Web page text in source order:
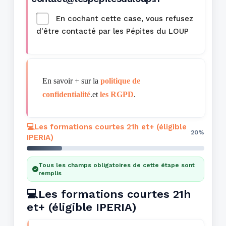
En cochant cette case, vous refusez
d'être contacté par les Pépites du LOUP
En savoir + sur lapolitique de
confidentialité.etles RGPD.
💻Les formations courtes 21h et+ (éligible
IPERIA)
20%
Tous les champs obligatoires de cette étape sont
remplis
💻Les formations courtes 21h
et+ (éligible IPERIA)